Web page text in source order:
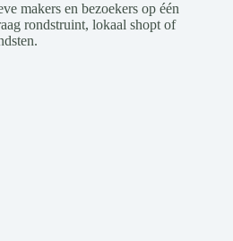
makers en bezoekers op één
rondstruint, lokaal shopt of